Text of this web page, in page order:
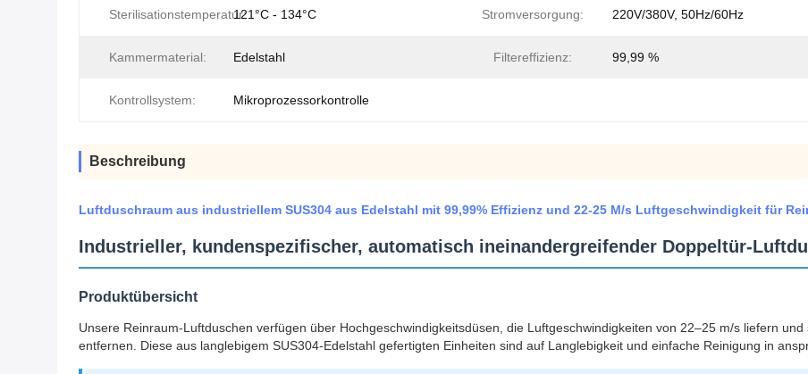
Sterilisationstemperatur:121°C - 134°C Stromversorgung: 220V/380V, 50Hz/60Hz
Kammermaterial: Edelstahl Filtereffizienz: 99,99 %
Kontrollsystem: Mikroprozessorkontrolle
Beschreibung
Luftduschraum aus industriellem SUS304 aus Edelstahl mit 99,99% Effizienz und 22-25 M/s Luftgeschwindigkeit für
Industrieller, kundenspezifischer, automatisch ineinandergreifender Doppeltür-
Produktübersicht
Unsere Reinraum-Luftduschen verfügen über Hochgeschwindigkeitsdüsen, die Luftgeschwindigkeiten von 22–25 m/s liefern
entfernen. Diese aus langlebigem SUS304-Edelstahl gefertigten Einheiten sind auf Langlebigkeit und einfache Reinigung in